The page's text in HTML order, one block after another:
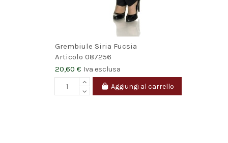
Grembiule Siria Fucsia
Articolo087256
20,60 € Iva esclusa
Aggiungi al carrello